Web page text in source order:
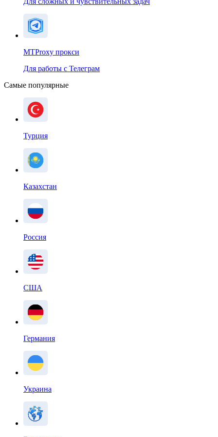
MTProxy прокси
Для работы с Телеграм
Самые популярные
Турция
Казахстан
Россия
США
Германия
Украина